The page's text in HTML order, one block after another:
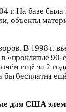
г. На базе
объекты
В 1998 г.
90-
ещё за 2
бы бесплатна
для США